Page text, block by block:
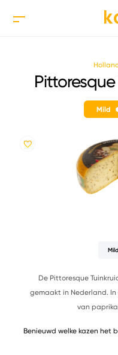
Mild
Mild
De Pittoresque
gemaakt in Nederland.
van
Benieuwd welke kazen het